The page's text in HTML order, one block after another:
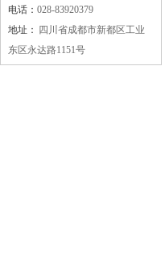
电话： 028-83920379
地址：
四川省成都市新都区工业
东区永达路1151号